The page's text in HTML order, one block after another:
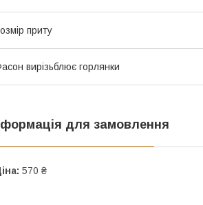
приту
вирізьблює горлянки
для замовлення
570 ₴